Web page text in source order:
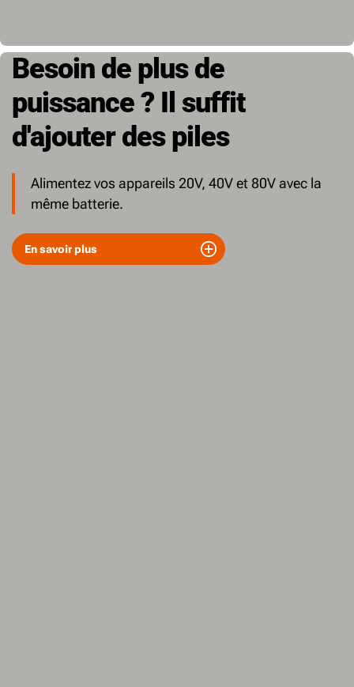
Besoin de plus de
puissance ? Il suffit
d'ajouter des piles
Alimentez vos appareils 20V, 40V et 80V avec la
même batterie.
En savoir plus